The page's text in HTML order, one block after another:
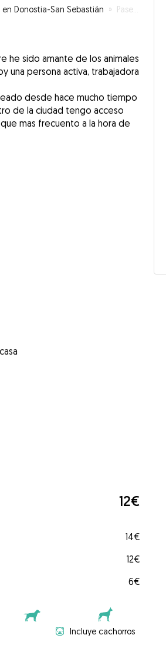
Donostia-San Sebastián » Paseo y ejercicio para estar tranquilito
he sido amante de los animales
una persona activa, trabajadora
desde hace mucho tiempo
de la ciudad tengo acceso
mas frecuento a la hora de
12€
14€
12€
6€
Incluye cachorros